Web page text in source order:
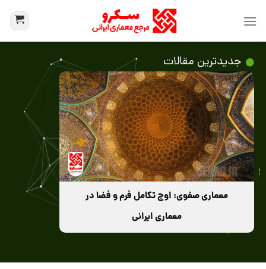
جدیدترین مقالات
معماری صفوی: اوج تکامل فرم و فضا در
معماری ایرانی